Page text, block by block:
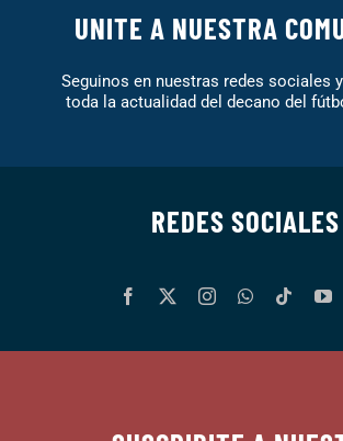
UNITE A NUESTRA
Seguinos en nuestras redes sociales
toda la actualidad del decano del
REDES SOCIALES